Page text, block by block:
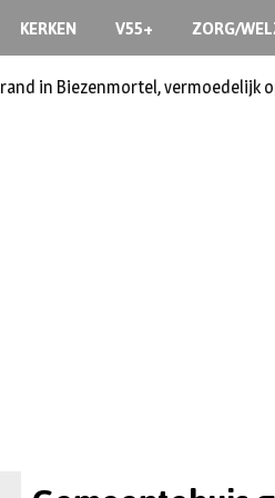
KERKEN V55+ ZORG/
in Biezenmortel, vermoedelijk